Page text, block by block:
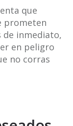
que
prometen
de inmediato,
en peligro
no corras